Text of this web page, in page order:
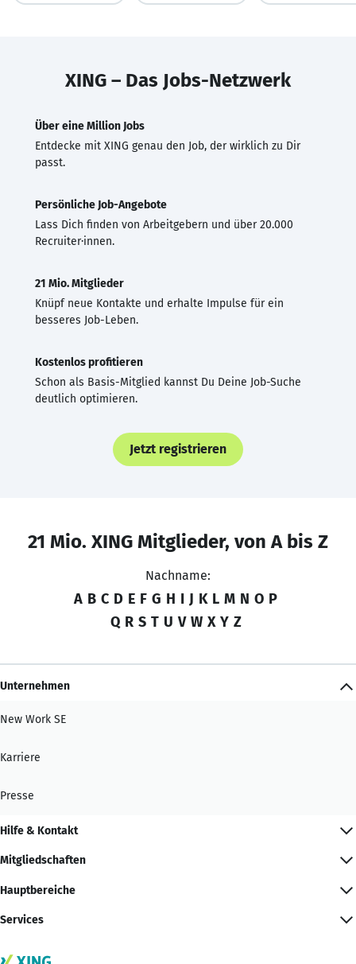
XING – Das Jobs-Netzwerk
Über eine Million Jobs
Entdecke mit XING genau den Job, der wirklich zu Dir
passt.
Persönliche Job-Angebote
Lass Dich finden von Arbeitgebern und über 20.000
Recruiter·innen.
21 Mio. Mitglieder
Knüpf neue Kontakte und erhalte Impulse für ein
besseres Job-Leben.
Kostenlos profitieren
Schon als Basis-Mitglied kannst Du Deine Job-Suche
deutlich optimieren.
Jetzt registrieren
21 Mio. XING Mitglieder, von A bis Z
Nachname:
A B C D E F G H I J K L M N O P
Q R S T U V W X Y Z
Unternehmen
New Work SE
Karriere
Presse
Hilfe & Kontakt
Mitgliedschaften
Hauptbereiche
Services